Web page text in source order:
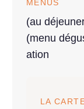
MENUS
(au
(menu
ation
LA